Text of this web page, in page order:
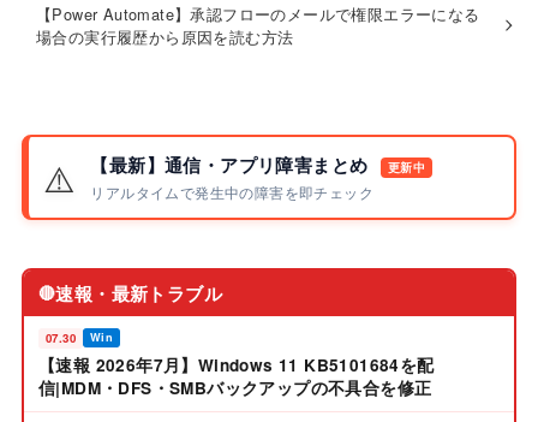
【Power Automate】承認フローのメールで権限エラーになる
場合の実行履歴から原因を読む方法
⚠️ 【最新】通信・アプリ障害まとめ 更新中
リアルタイムで発生中の障害を即チェック
🔴速報・最新トラブル
07.30 Win
【速報 2026年7月】Windows 11 KB5101684を配
信|MDM・DFS・SMBバックアップの不具合を修正